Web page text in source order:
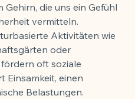
die uns ein Gefühl
vermitteln.
Aktivitäten wie
oder
oft soziale
Einsamkeit, einen
Belastungen.